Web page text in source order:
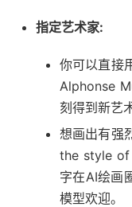
指定艺术家:
你可以直接
Alphonse
刻得到新艺
想画出有强
the style of
字在AI绘画
模型欢迎。